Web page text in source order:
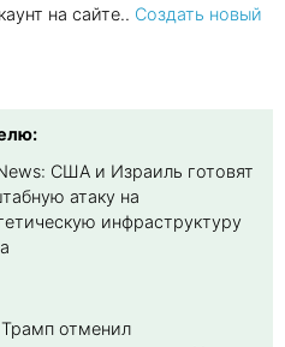
на сайте.. Создать новый
США и Израиль готовят
атаку на
инфраструктуру
Трамп отменил